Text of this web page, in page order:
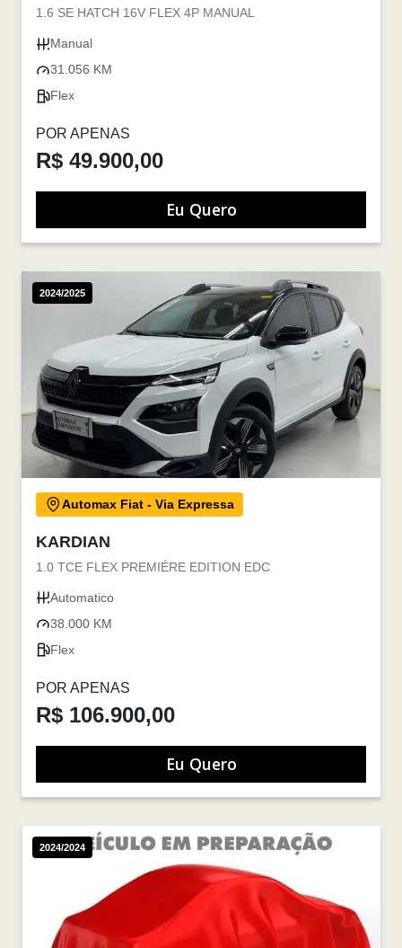
1.6 SE HATCH 16V FLEX 4P MANUAL
Manual
31.056 KM
Flex
POR APENAS
R$ 49.900,00
Eu Quero
2024/2025
Automax Fiat - Via Expressa
KARDIAN
1.0 TCE FLEX PREMIÉRE EDITION EDC
Automatico
38.000 KM
Flex
POR APENAS
R$ 106.900,00
Eu Quero
2024/2024